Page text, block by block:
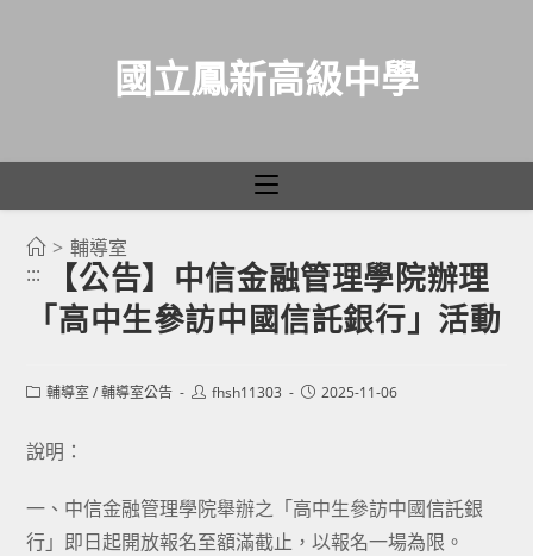
國立鳳新高級中學
> 輔導室
:::
【公告】中信金融管理學院辦理
「高中生參訪中國信託銀行」活動
Post輔導室 / 輔導室公告
Postfhsh11303
Post2025-11-06
說明：
一、中信金融管理學院舉辦之「高中生參訪中國信託銀
行」即日起開放報名至額滿截止，以報名一場為限。